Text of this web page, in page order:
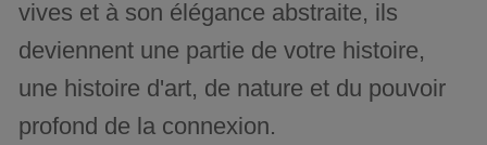
vives et à son élégance abstraite, ils
deviennent une partie de votre histoire,
une histoire d'art, de nature et du pouvoir
profond de la connexion.